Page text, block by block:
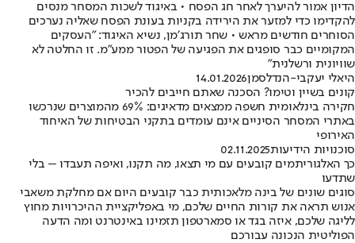
הדיון אמור להיערך לאחר חג הפסח • באיגוד לשכות המסחר מנסים
להקדימו כדי למזער את הירידה בקניות בעונת הפסח שאליה נערכים
הסוחרים חודשים מראש • שחר תורג׳מן, נשיא האיגוד: "העסקים
המקומיים כבר סופגים את הפגיעה של הפטור ממע״מ. זו החלטה לא
שוויונית ורשלנית"
היאלי יעקבי-הנדלסמן14.01.2026
קונים בשיין וטימו? הסכנה שאתם חייבים להכיר
חקירה בינלאומית חשפה ממצאים מדאיגים: 69% מהמוצרים שנרכשו
באתרי המסחר הסיניים אינם עומדים בתקני הבטיחות של האיחוד
האירופי
סוכנויות הידיעות02.11.2025
כך האלגוריתמים קובעים עם מי תצאו, מה תקנו, ואיפה תעבדו – בלי
שתדעו
סוגים שונים של בינה מלאכותית כבר קובעים היום אם מחלקת משאבי
אנוש תראה את קורות החיים שלכם, מי באפליקציית ההיכרויות מחוץ
לליגה שלכם, איזה בגד או סמארטפון תזמינו באינטרנט ומה הדעה
הפוליטית הנכונה עבורכם